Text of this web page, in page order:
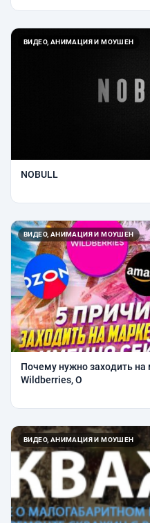
ВИДЕО, АНИМАЦИЯ И МОУШЕН
NOBULL
ВИДЕО, АНИМАЦИЯ И МОУШЕН
Почему нужно заходить на
Wildberries, O
ВИДЕО, АНИМАЦИЯ И МОУШЕН